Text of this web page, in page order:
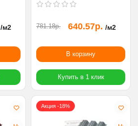
/м2 781.18р. 640.57р. /м2
В корзину
Купить в 1 клик
Акция -18%